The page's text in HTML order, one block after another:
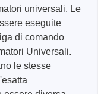
universali. Le
eseguite
di comando
Universali.
le stesse